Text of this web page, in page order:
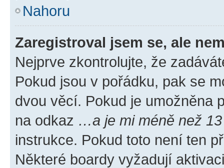
Nahoru
Zaregistroval jsem se, ale
Nejprve zkontrolujte, že
Pokud jsou v pořádku, pak se
dvou věcí. Pokud je umožněna
na odkaz …a je mi méně než
instrukce. Pokud toto není ten
Některé boardy vyžadují